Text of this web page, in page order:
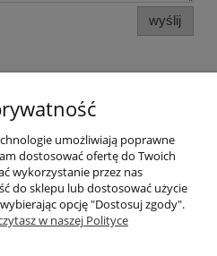
wyślij
konto
i dostawa
umożliwiają poprawne
dostosować ofertę do Twoich
wykorzystanie przez nas
do sklepu lub dostosować użycie
opcję "Dostosuj zgody".
w naszej Polityce